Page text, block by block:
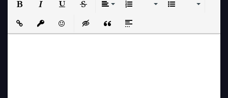
Insert LinkInsert protected link
EmoticonsInsert hidden text
Insert QuoteInsert spoiler